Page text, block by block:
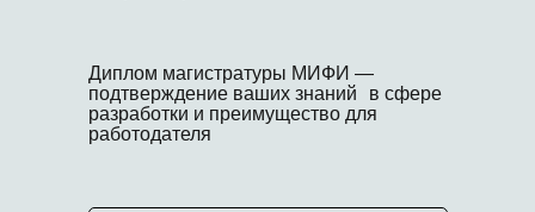
Диплом магистратуры МИФИ —
подтверждение ваших знаний в сфере
разработки и преимущество для
работодателя